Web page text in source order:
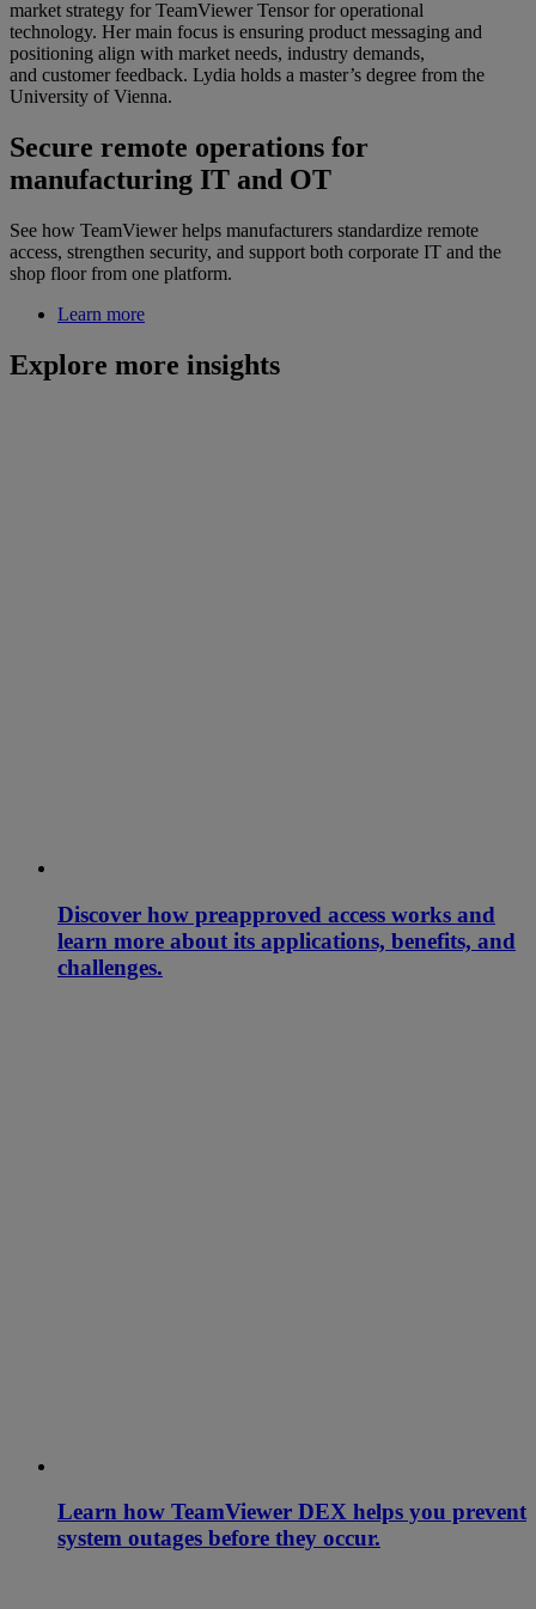
market strategy for TeamViewer Tensor for operational
technology. Her main focus is ensuring product messaging and
positioning align with market needs, industry demands,
and customer feedback. Lydia holds a master’s degree from the
University of Vienna.
Secure remote operations for
manufacturing IT and OT
See how TeamViewer helps manufacturers standardize remote
access, strengthen security, and support both corporate IT and the
shop floor from one platform.
Learn more
Explore more insights
Discover how preapproved access works and
learn more about its applications, benefits, and
challenges.
Learn how TeamViewer DEX helps you prevent
system outages before they occur.